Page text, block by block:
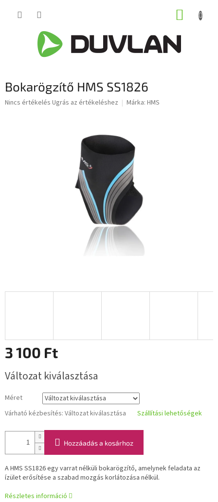
KOSÁR
Bokarögzítő HMS SS1826
A
Nincs értékelés Ugrás az értékeléshez Márka: HMS
3 100 Ft
Változat kiválasztása
Méret
Várható kézbesítés: Változat kiválasztása Szállítási lehetőségek
Hozzáadás a kosárhoz
A HMS SS1826 egy varrat nélküli bokarögzítő, amelynek feladata az
ízület erősítése a szabad mozgás korlátozása nélkül.
Részletes információ